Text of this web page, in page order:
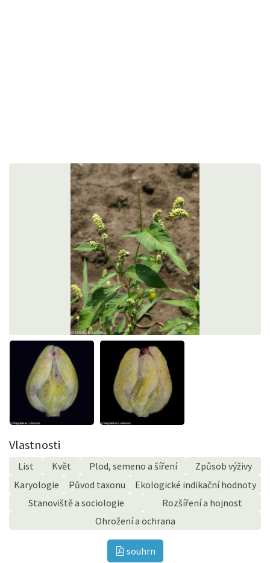
Vlastnosti
List Květ Plod, semeno a šíření
Způsob výživy
Karyologie
Původ taxonu
Ekologické indikační hodnoty
Stanoviště a sociologie
Rozšíření a hojnost
Ohrožení a ochrana
souhrn